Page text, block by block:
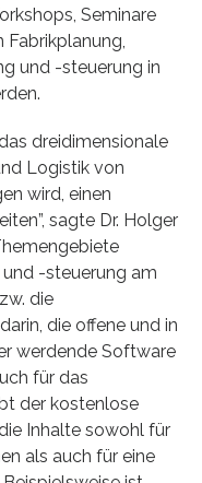
Seminare
und -steuerung in
dreidimensionale
Logistik von
wird, einen
sagte Dr. Holger
-steuerung am
die
die offene und in
werdende Software
für das
der kostenlose
Inhalte sowohl für
als auch für eine